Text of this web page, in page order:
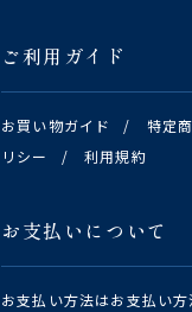
ご利用ガイド
お買い物ガイド / 特定
リシー
/ 利用規約
お支払いについて
お支払い方法はお支払い